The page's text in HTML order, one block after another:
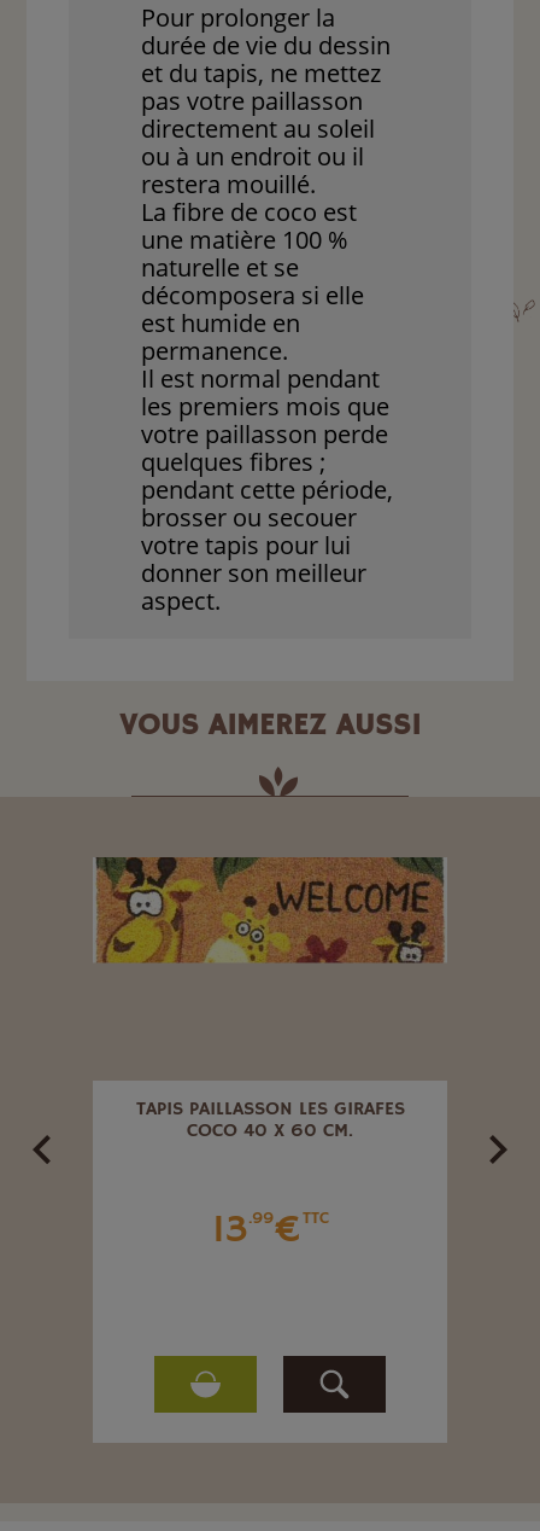
Pour prolonger la
durée de vie du dessin
et du tapis, ne mettez
pas votre paillasson
directement au soleil
ou à un endroit ou il
restera mouillé.
La fibre de coco est
une matière 100 %
naturelle et se
décomposera si elle
est humide en
permanence.
Il est normal pendant
les premiers mois que
votre paillasson perde
quelques fibres ;
pendant cette période,
brosser ou secouer
votre tapis pour lui
donner son meilleur
aspect.
VOUS AIMEREZ AUSSI
TAPIS PAILLASSON LES GIRAFES
COCO 40 X 60 CM.
13.99€TTC